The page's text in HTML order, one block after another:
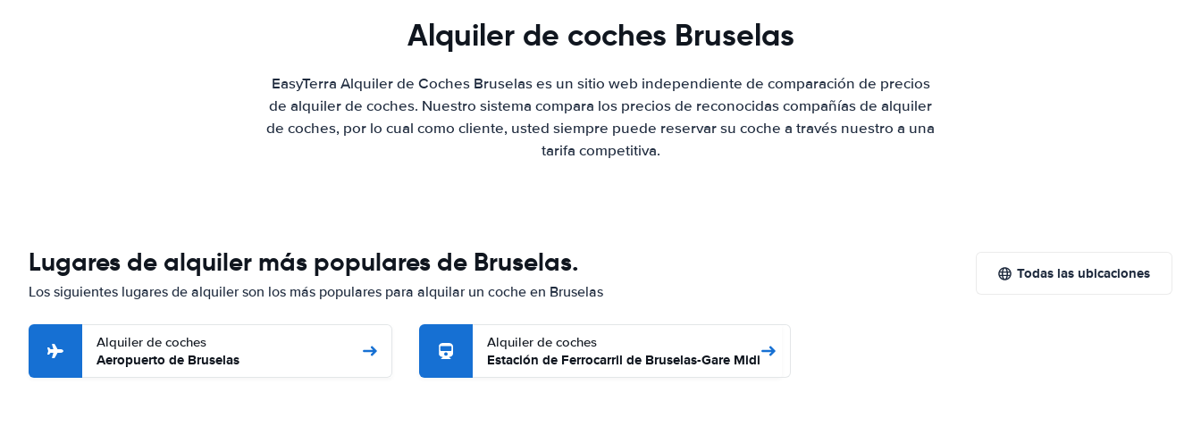
Alquiler de coches Bruselas
EasyTerra Alquiler de Coches Bruselas es un sitio web independiente de comparación de precios
de alquiler de coches. Nuestro sistema compara los precios de reconocidas compañías de alquiler
de coches, por lo cual como cliente, usted siempre puede reservar su coche a través nuestro a una
tarifa competitiva.
Lugares de alquiler más populares de Bruselas.
Los siguientes lugares de alquiler son los más populares para alquilar un coche en Bruselas
Todas las ubicaciones
Alquiler de coches
Aeropuerto de Bruselas
Alquiler de coches
Estación de Ferrocarril de Bruselas-Gare Midi